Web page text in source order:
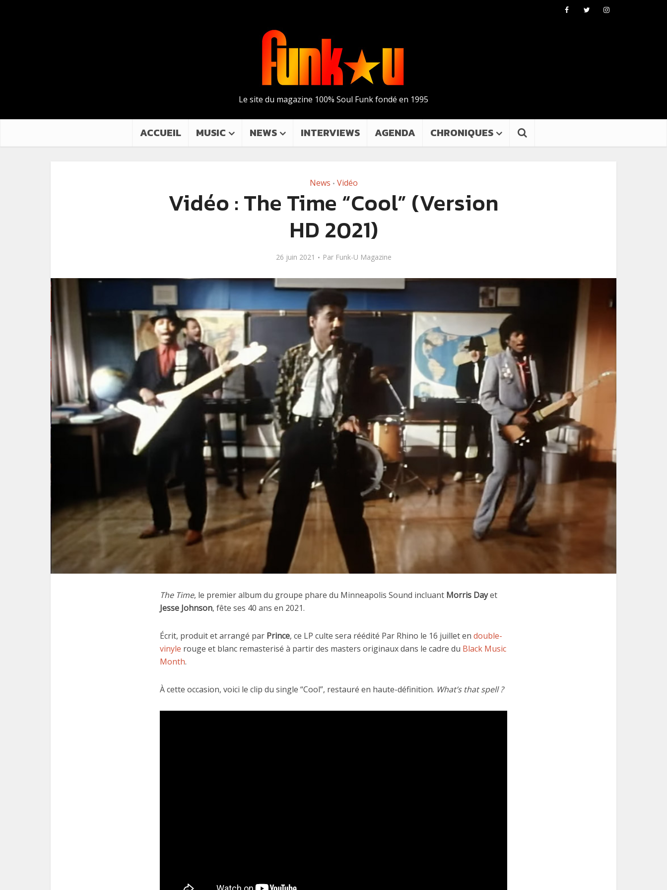
Le site du magazine 100% Soul Funk fondé en 1995
ACCUEIL MUSIC NEWS INTERVIEWS AGENDA CHRONIQUES
News • Vidéo
Vidéo : The Time “Cool” (Version
HD 2021)
26 juin 2021 Par Funk-U Magazine
The Time, le premier album du groupe phare du Minneapolis Sound incluant Morris Dayet
Jesse Johnson, fête ses 40 ans en 2021.
Écrit, produit et arrangé par Prince, ce LP culte sera réédité Par Rhino le 16 juillet en double-
vinyle rouge et blanc remasterisé à partir des masters originaux dans le cadre du Black Music
Month.
À cette occasion, voici le clip du single “Cool”, restauré en haute-définition. What’s that spell ?